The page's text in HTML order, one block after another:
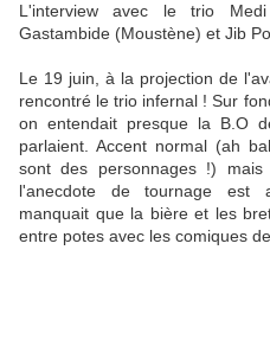
L'interview avec le trio Medi
Gastambide (Moustène) et Jib
Le 19 juin, à la projection de
rencontré le trio infernal ! Sur
on entendait presque la B.O
parlaient. Accent normal (ah
sont des personnages !)
l'anecdote de tournage est
manquait que la bière et les
entre potes avec les comiques